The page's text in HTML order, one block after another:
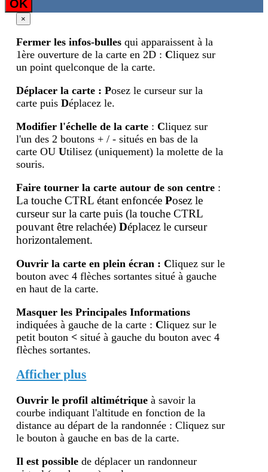
OK
×
Fermer les infos-bullesqui apparaissent à la
1ère ouverture de la carte en 2D :Cliquez sur
un point quelconque de la carte.
Déplacer la carte : Posez le curseur sur la
carte puisDéplacez le.
Modifier l'échelle de la carte :Cliquez sur
l'un des 2 boutons + / - situés en bas de la
carte OUUtilisez (uniquement) la molette de la
souris.
Faire tourner la carte autour de son centre :
La touche CTRL étant enfoncéePosez le
curseur sur la carte puis (la toucheCTRL
pouvant être relachée)Déplacez le curseur
horizontalement.
Ouvrir la carte en plein écran :Cliquez sur le
bouton avec 4 flèches sortantes situé à gauche
en haut de la carte.
Masquer les Principales Informations
indiquées à gauche de la carte :Cliquez sur le
petit bouton < situé à gauche du bouton avec 4
flèches sortantes.
Afficher plus
Ouvrir le profil altimétrique à savoir la
courbe indiquant l'altitude en fonction de la
distance au départ de la randonnée : Cliquez sur
le bouton à gauche en bas de la carte.
Il est possible de déplacer un randonneur